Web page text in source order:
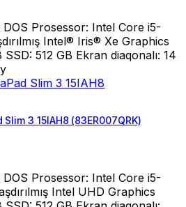
Prosessor: Intel Core i5-
Intel® Iris® Xe Graphics
512 GB Ekran diaqonalı: 14
3 15IAH8 (83ER007QRK)
Prosessor: Intel Core i5-
Intel UHD Graphics